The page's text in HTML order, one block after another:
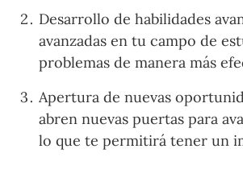
Desarrollo de habilidades
avanzadas en tu campo de
problemas de manera más
Apertura de nuevas
abren nuevas puertas para
lo que te permitirá tener un